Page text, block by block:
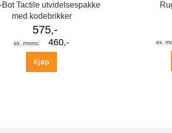
Bot Tactile utvidelsespakke
med kodebrikker
575,-
460,-
Kjøp